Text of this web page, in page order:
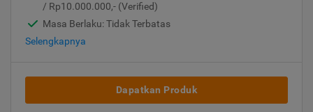
/ Rp10.000.000,- (Verified)
Masa Berlaku: Tidak Terbatas
Selengkapnya
Dapatkan Produk